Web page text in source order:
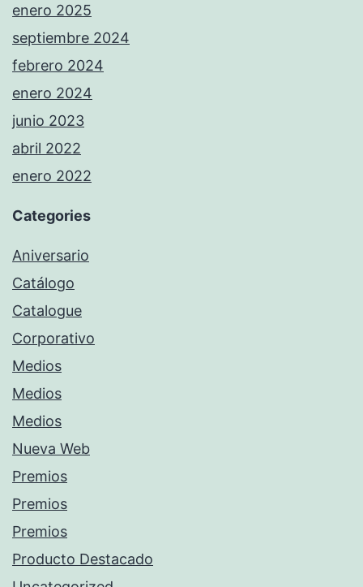
enero 2025
septiembre 2024
febrero 2024
enero 2024
junio 2023
abril 2022
enero 2022
Categories
Aniversario
Catálogo
Catalogue
Corporativo
Medios
Medios
Medios
Nueva Web
Premios
Premios
Premios
Producto Destacado